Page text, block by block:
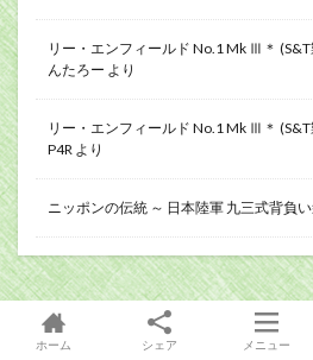
リー・エンフィールド No.1 Mk Ⅲ＊
んたろー より
リー・エンフィールド No.1 Mk Ⅲ＊
P4R より
ニッポンの伝統 ～ 日本陸軍 九三式背負
アーカイブ
ホーム シェア メニュー